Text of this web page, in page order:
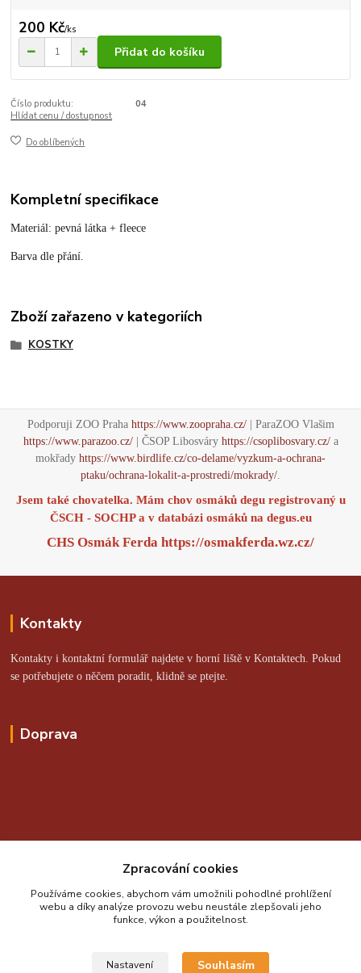
200 Kč/ks
Přidat do košíku
Číslo produktu:
04
Hlídat cenu / dostupnost
Do oblíbených
Kompletní specifikace
Materiál: pevná látka + fleece
Barva dle přání.
Zboží zařazeno v kategoriích
KOSTKY
Podporuji ZOO Praha https://www.zoopraha.cz/| ParaZOO Vlašim
https://www.parazoo.cz/| ČSOP Libosváry https://csoplibosvary.cz/a
mokřady https://www.birdlife.cz/co-delame/vyzkum-a-ochrana-
ptaku/ochrana-lokalit-a-prostredi/mokrady/.
Jsem také chovatelka. Mám chov osmáků degu registrovaný u
ČSCH - SOCHP a v databázi osmáků na degus.eu
CHS Osmák Ferda https://osmakferda.wz.cz/
Kontakty
Kontakty i kontaktní formulář najdete v horní liště v Kontaktech. Pokud
se potřebujete o něčem poradit, klidně se ptejte.
Doprava
Zpracování cookies
Používáme cookies, abychom vám umožnili pohodlné prohlížení
webu a díky analýze provozu webu neustále zlepšovali jeho
funkce, výkon a použitelnost.
Nastavení Souhlasím